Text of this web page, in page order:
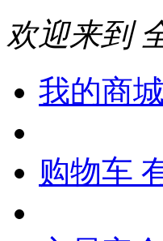
欢迎来到
我的商城
购物车